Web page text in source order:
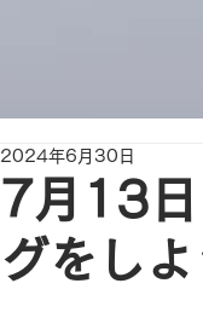
7月13日
グをしよ
2024年6月30日